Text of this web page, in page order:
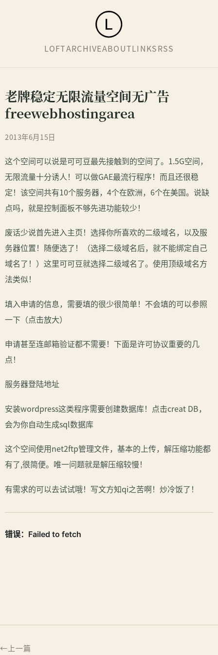
LOFTARCHIVEABOUTLINKSRSS
老牌稳定无限流量空间无广告
freewebhostingarea
2013年6月15日
这个空间可以说是可可豆最先接触到的空间了。1.5G空间，
无限流量十分诱人！可以做GAE最流行程序！而且还很稳
定！该空间共有10个服务器，4个在欧洲，6个在美国。说缺
点吗，就是控制面板不够先进功能较少！
废话少说首先进入主页！选择你所喜欢的二级域名，以及服
务器位置！随便选了！（选择二级域名后，就不能绑定自己
域名了！）这里可可豆就选择二级域名了。使用顶级域名方
法类似！
填入申请的信息，需要填的很少很简单！不会填的可以参照
一下（点击放大）
申请甚至连邮箱验证都不需要！下面是许可协议重要的几
点！
服务器登陆地址
安装wordpress这类程序需要创建数据库！点击creat DB，
会为你自动生成sql数据库
这个空间使用net2ftp管理文件，基本的上传，解压缩功能都
有了,很简便。唯一问题就是解压缩较慢！
有需求的可以去试试哦！写文方知qi之苦啊！炒冷饭了！
上一篇